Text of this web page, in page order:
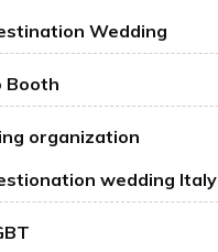
Wedding
Booth
organization
wedding Italy